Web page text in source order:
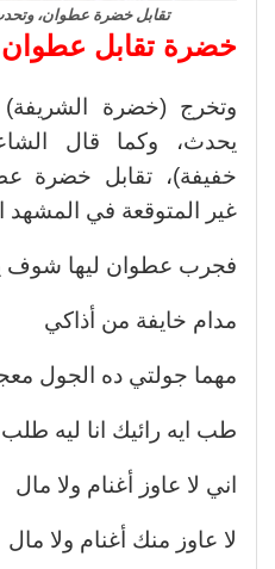
تقابل خضرة عطوان،
خضرة تقابل عطوان
وتخرج (خضرة
يحدث، وكما قال
خفيفة)، تقابل خضرة
غير المتوقعة في المشهد
فجرب عطوان ليها شوف
مدام خايفة من أذاكي
مهما جولتي ده الجول
طب ايه رائيك انا ليه
اني لا عاوز أغنام ولا مال
لا عاوز منك أغنام ولا مال